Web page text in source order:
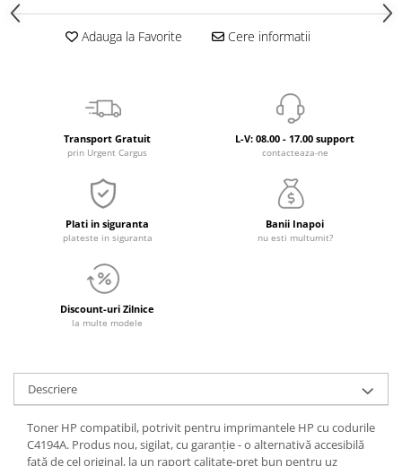
Adauga la Favorite Cere informatii
Transport Gratuit
prin Urgent Cargus
L-V: 08.00 - 17.00 support
contacteaza-ne
Plati in siguranta
plateste in siguranta
Banii Inapoi
nu esti multumit?
Discount-uri Zilnice
la multe modele
Descriere
Toner HP compatibil, potrivit pentru imprimantele HP cu codurile
C4194A. Produs nou, sigilat, cu garanție - o alternativă accesibilă
față de cel original, la un raport calitate-preț bun pentru uz